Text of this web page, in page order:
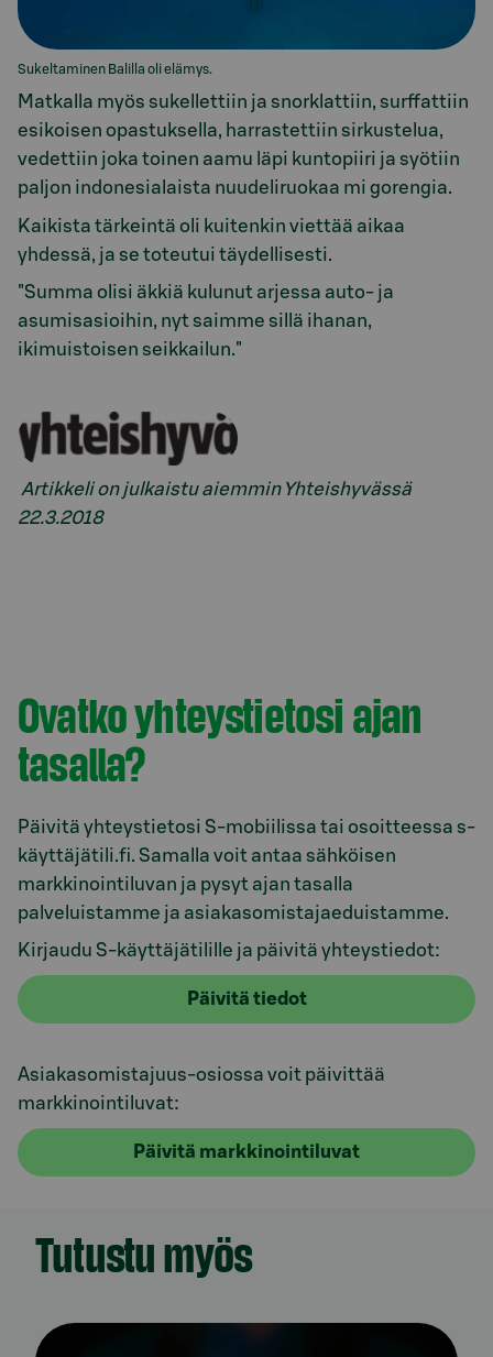
Sukeltaminen Balilla oli elämys.
Matkalla myös sukellettiin ja snorklattiin, surffattiin
esikoisen opastuksella, harrastettiin sirkustelua,
vedettiin joka toinen aamu läpi kuntopiiri ja syötiin
paljon indonesialaista nuudeliruokaa mi gorengia.
Kaikista tärkeintä oli kuitenkin viettää aikaa
yhdessä, ja se toteutui täydellisesti.
"Summa olisi äkkiä kulunut arjessa auto- ja
asumisasioihin, nyt saimme sillä ihanan,
ikimuistoisen seikkailun."
Artikkeli on julkaistu aiemmin Yhteishyvässä
22.3.2018
Ovatko yhteystietosi ajan
tasalla?
Päivitä yhteystietosi S-mobiilissa tai osoitteessa s-
käyttäjätili.fi. Samalla voit antaa sähköisen
markkinointiluvan ja pysyt ajan tasalla
palveluistamme ja asiakasomistajaeduistamme.
Kirjaudu S-käyttäjätilille ja päivitä yhteystiedot:
Päivitä tiedot
Asiakasomistajuus-osiossa voit päivittää
markkinointiluvat:
Päivitä markkinointiluvat
Tutustu myös